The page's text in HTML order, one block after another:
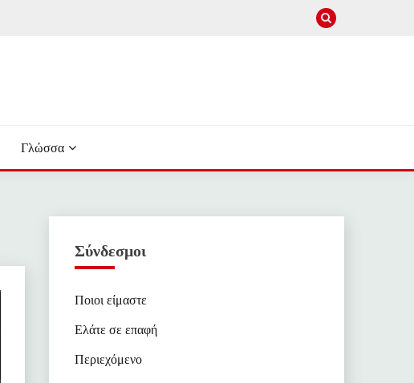
Γλώσσα
Σύνδεσμοι
Ποιοι είμαστε
Ελάτε σε επαφή
Περιεχόμενο